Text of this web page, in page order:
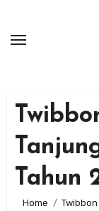
content
Tahun
Home